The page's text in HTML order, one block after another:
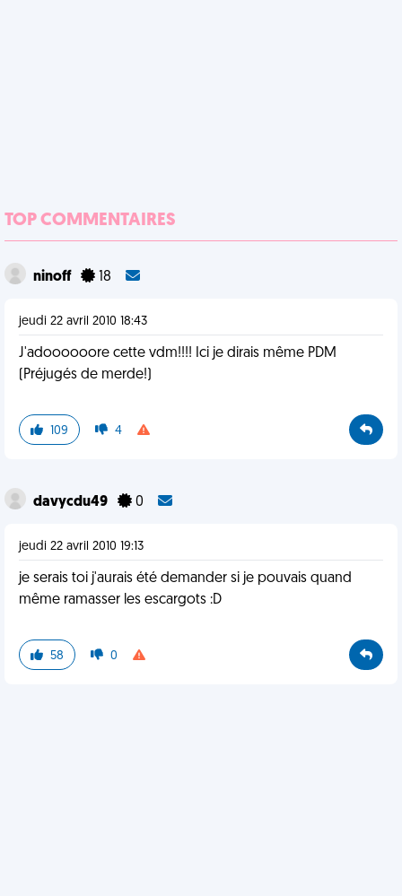
TOP COMMENTAIRES
ninoff 18
jeudi 22 avril 2010 18:43
J'adoooooore cette vdm!!!! Ici je dirais même PDM
(Préjugés de merde!)
109 4
davycdu49 0
jeudi 22 avril 2010 19:13
je serais toi j'aurais été demander si je pouvais quand
même ramasser les escargots :D
58 0